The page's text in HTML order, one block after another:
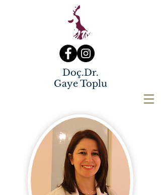
Doç.Dr.
Gaye Toplu